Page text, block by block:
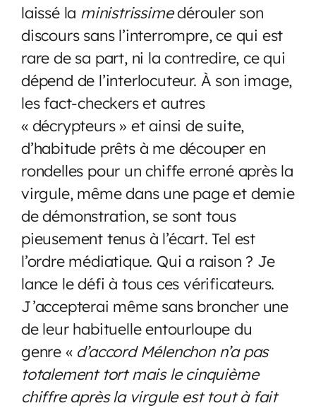
laissé la ministrissimedérouler son
discours sans l’interrompre, ce qui est
rare de sa part, ni la contredire, ce qui
dépend de l’interlocuteur. À son image,
les fact-checkers et autres
« décrypteurs » et ainsi de suite,
d’habitude prêts à me découper en
rondelles pour un chiffe erroné après la
virgule, même dans une page et demie
de démonstration, se sont tous
pieusement tenus à l’écart. Tel est
l’ordre médiatique. Qui a raison ? Je
lance le défi à tous ces vérificateurs.
J’accepterai même sans broncher une
de leur habituelle entourloupe du
genre « d’accord Mélenchon n’a pas
totalement tort mais le cinquième
chiffre après la virgule est tout à fait